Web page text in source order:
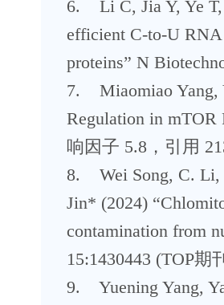
6. Li C, Jia Y, Ye T,
efficient C-to-U
proteins” N
7. Miaomiao Yang,
Regulation in
响因子 5.8，引用
8. Wei Song, C. Li,
Jin* (2024)
contamination from
15:1430443 (TOP
9. Yuening Yang,